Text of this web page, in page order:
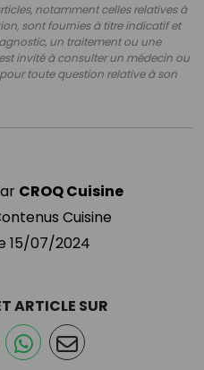
notamment celles relatives à
sont fournies à titre indicatif et
un traitement ou une
invité à consulter un médecin ou
toute question relative à son
CROQ Cuisine
Cuisine
15/07/2024
ARTICLE SUR